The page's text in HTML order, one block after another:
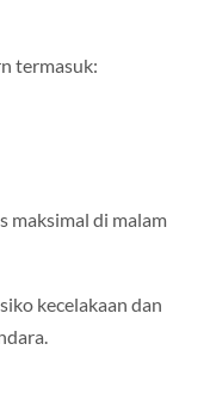
termasuk:
maksimal di malam
kecelakaan dan